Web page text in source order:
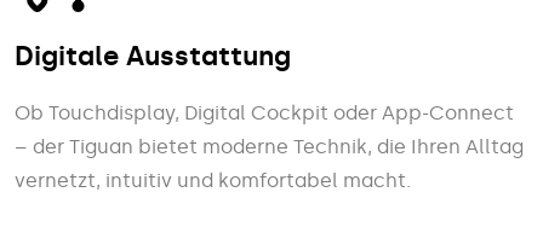
Digitale Ausstattung
Ob Touchdisplay, Digital Cockpit oder App-Connect
– der Tiguan bietet moderne Technik, die Ihren Alltag
vernetzt, intuitiv und komfortabel macht.